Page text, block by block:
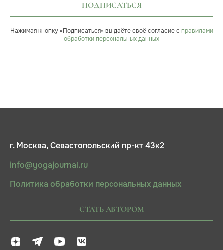
ПОДПИСАТЬСЯ
Нажимая кнопку «Подписаться» вы даёте своё согласие с правилами
обработки персональных данных
г. Москва, Севастопольский пр-кт 43к2
info@yogajournal.ru
Политика обработки персональных данных
СТАТЬ АВТОРОМ